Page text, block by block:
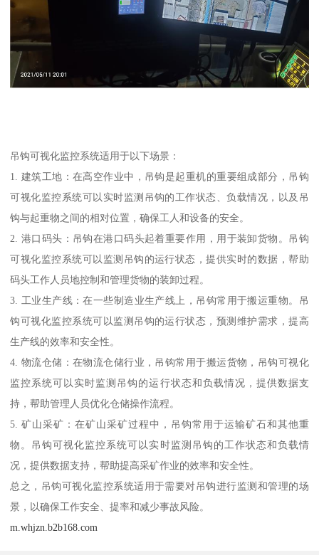
吊钩可视化监控系统适用于以下场景：
1. 建筑工地：在高空作业中，吊钩是起重机的重要组成部分，吊钩
可视化监控系统可以实时监测吊钩的工作状态、负载情况，以及吊
钩与起重物之间的相对位置，确保工人和设备的安全。
2. 港口码头：吊钩在港口码头起着重要作用，用于装卸货物。吊钩
可视化监控系统可以监测吊钩的运行状态，提供实时的数据，帮助
码头工作人员地控制和管理货物的装卸过程。
3. 工业生产线：在一些制造业生产线上，吊钩常用于搬运重物。吊
钩可视化监控系统可以监测吊钩的运行状态，预测维护需求，提高
生产线的效率和安全性。
4. 物流仓储：在物流仓储行业，吊钩常用于搬运货物，吊钩可视化
监控系统可以实时监测吊钩的运行状态和负载情况，提供数据支
持，帮助管理人员优化仓储操作流程。
5. 矿山采矿：在矿山采矿过程中，吊钩常用于运输矿石和其他重
物。吊钩可视化监控系统可以实时监测吊钩的工作状态和负载情
况，提供数据支持，帮助提高采矿作业的效率和安全性。
总之，吊钩可视化监控系统适用于需要对吊钩进行监测和管理的场
景，以确保工作安全、提率和减少事故风险。
m.whjzn.b2b168.com